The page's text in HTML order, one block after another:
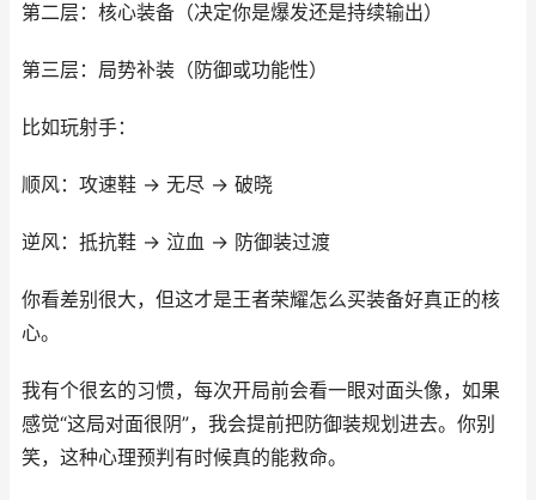
第二层：核心装备（决定你是爆发还是持续输出）
第三层：局势补装（防御或功能性）
比如玩射手：
顺风：攻速鞋 → 无尽 → 破晓
逆风：抵抗鞋 → 泣血 → 防御装过渡
你看差别很大，但这才是王者荣耀怎么买装备好真正的核
心。
我有个很玄的习惯，每次开局前会看一眼对面头像，如果
感觉“这局对面很阴”，我会提前把防御装规划进去。你别
笑，这种心理预判有时候真的能救命。